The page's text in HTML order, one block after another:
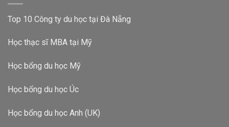
Top 10 Công ty du học tại Đà Nẵng
Học thạc sĩ MBA tại Mỹ
Học bổng du học Mỹ
Học bổng du học Úc
Học bổng du học Anh (UK)